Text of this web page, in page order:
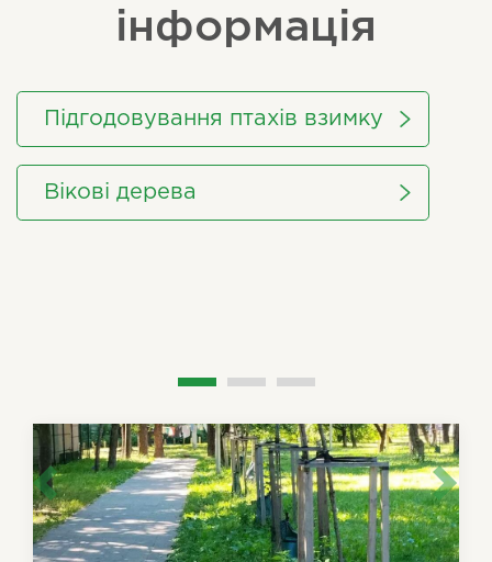
інформація
Підгодовування птахів взимку
Вікові дерева